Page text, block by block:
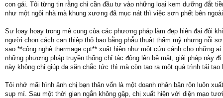
con gái. Tôi từng tin rằng chỉ cần đầu tư vào những loại kem dưỡng đắt
như một ngôi nhà mà khung xương đã mục nát thì việc sơn phết bên
Sự loay hoay trong mê cung của các phương pháp làm đẹp hiện đại đôi
người chọn cách can thiệp thô bạo bằng phẫu thuật thẩm mỹ nhưng nỗi
sao **công nghệ thermage cpt** xuất hiện như một cứu cánh cho những
những phương pháp truyền thống chỉ tác động lên bề mặt, giải pháp này
này không chỉ giúp da săn chắc tức thì mà còn tạo ra một quá trình tái
Tôi nhớ mãi hình ảnh chị bạn thân vốn là một doanh nhân bận rộn luôn
sụp mí. Sau một thời gian ngắn không gặp, chị xuất hiện với diện mạo